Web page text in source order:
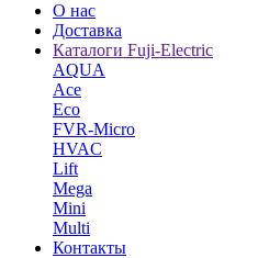
О нас
Доставка
Каталоги Fuji-Electric
AQUA
Ace
Eco
FVR-Micro
HVAC
Lift
Mega
Mini
Multi
Контакты